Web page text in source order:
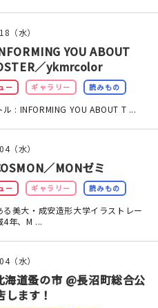
（水）
YOU ABOUT
／ykmrcolor
ー ギャラリー 読みもの
ル : INFORMING YOU ABOUT T ...
（水）
／MONゼミ
ー ギャラリー 読みもの
る美大・成安造形大学イラストレー
4年、M ...
（水）
道蚤の市 @長沼町総合公
します！